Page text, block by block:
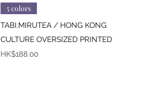
5 colors
TABI.MIRUTEA / HONG KONG
CULTURE OVERSIZED PRINTED
價格
HK$188.00